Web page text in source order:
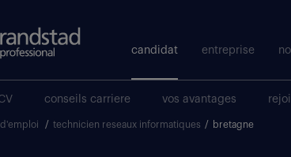
candidat entreprise
conseils carriere vos avantages
/ technicien reseaux informatiques / bretagne